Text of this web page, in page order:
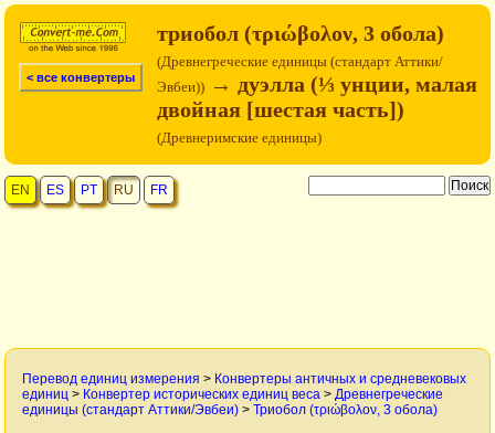
< все конвертеры
триобол (τριώβολον, 3 обола)
(Древнегреческие единицы (стандарт Аттики/
Эвбеи)) → дуэлла (⅓ унции, малая
двойная [шестая часть])
(Древнеримские единицы)
EN ES PT RU FR
Перевод единиц измерения > Конвертеры античных и средневековых
единиц > Конвертер исторических единиц веса > Древнегреческие
единицы (стандарт Аттики/Эвбеи) > Триобол (τριώβολον, 3 обола)